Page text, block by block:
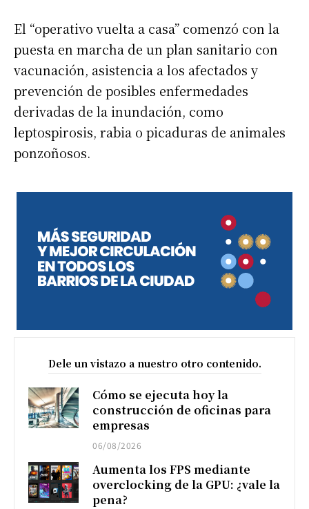
El “operativo vuelta a casa” comenzó con la
puesta en marcha de un plan sanitario con
vacunación, asistencia a los afectados y
prevención de posibles enfermedades
derivadas de la inundación, como
leptospirosis, rabia o picaduras de animales
ponzoñosos.
Dele un vistazo a nuestro otro contenido.
Cómo se ejecuta hoy la
construcción de oficinas para
empresas
06/08/2026
Aumenta los FPS mediante
overclocking de la GPU: ¿vale la
pena?